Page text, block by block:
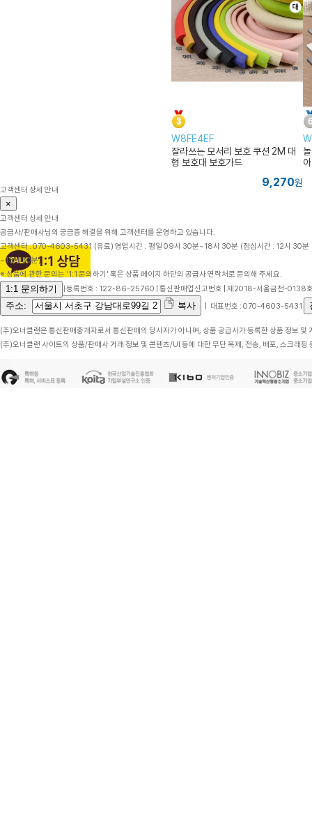
W8FE4EF
잘라쓰는 모서리 보호 쿠션 2M 대
형 보호대 보호가드
9,270원